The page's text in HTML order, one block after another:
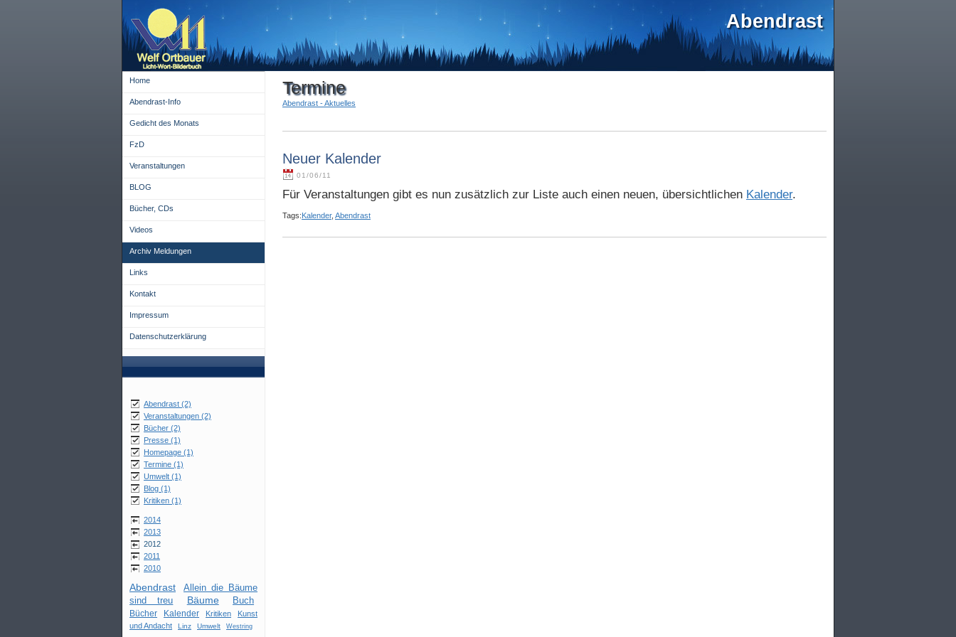
Abendrast
Home
Abendrast-Info
Gedicht des Monats
FzD
Veranstaltungen
BLOG
Bücher, CDs
Videos
Archiv Meldungen
Links
Kontakt
Impressum
Datenschutzerklärung
Abendrast (2)
Veranstaltungen (2)
Bücher (2)
Presse (1)
Homepage (1)
Termine (1)
Umwelt (1)
Blog (1)
Kritiken (1)
2014
2013
2012
2011
2010
Abendrast
Allein die Bäume
sind treu
Bäume Buch
Bücher Kalender Kritiken
Kunst
und Andacht
Linz Umwelt Westring
Termine
Abendrast - Aktuelles
Neuer Kalender
01/06/11
Für Veranstaltungen gibt es nun zusätzlich zur Liste auch einen neuen, übersichtlichen Kalender.
Tags:Kalender, Abendrast